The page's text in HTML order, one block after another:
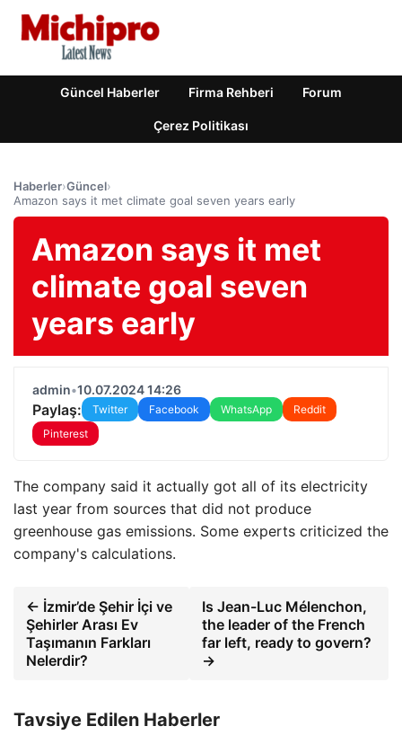
Güncel Haberler Firma Rehberi Forum
Çerez Politikası
Haberler›Güncel›
Amazon says it met climate goal seven years early
Amazon says it met
climate goal seven
years early
admin•10.07.2024 14:26
Paylaş: Twitter Facebook WhatsApp
Reddit
Pinterest
The company said it actually got all of its electricity
last year from sources that did not produce
greenhouse gas emissions. Some experts criticized the
company's calculations.
← İzmir’de Şehir İçi ve
Şehirler Arası Ev
Taşımanın Farkları
Nelerdir?
Is Jean-Luc Mélenchon,
the leader of the French
far left, ready to govern?
→
Tavsiye Edilen Haberler